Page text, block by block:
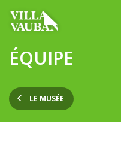
Aller
au
menu
principal
Aller
au
contenu
Aller
au
pied
de
LE MUSÉE
ÉQUIPE